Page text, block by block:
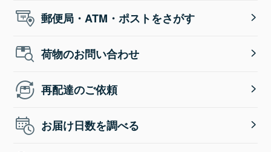
郵便局・ATM・ポストをさがす
荷物のお問い合わせ
再配達のご依頼
お届け日数を調べる